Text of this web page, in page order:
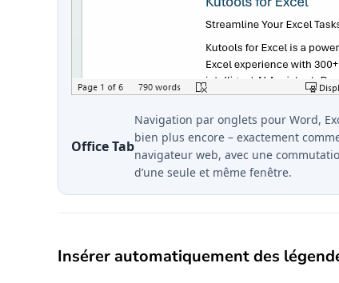
Office Tab
Navigation par onglets pour Word,
bien plus encore – exactement
navigateur web, avec une
d’une seule et même fenêtre.
Insérer automatiquement des